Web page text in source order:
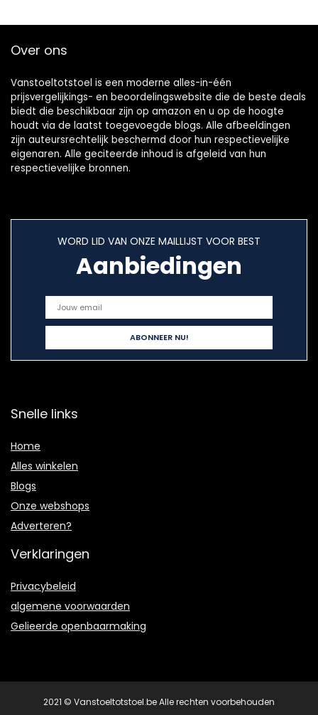
Over ons
Vanstoeltotstoel is een moderne alles-in-één
prijsvergelijkings- en beoordelingswebsite die de beste deals
biedt die beschikbaar zijn op amazon en u op de hoogte
houdt via de laatst toegevoegde blogs. Alle afbeeldingen
zijn auteursrechtelijk beschermd door hun respectievelijke
eigenaren. Alle geciteerde inhoud is afgeleid van hun
respectievelijke bronnen.
WORD LID VAN ONZE MAILLIJST VOOR BEST
Aanbiedingen
Snelle links
Home
Alles winkelen
Blogs
Onze webshops
Adverteren?
Verklaringen
Privacybeleid
algemene voorwaarden
Gelieerde openbaarmaking
2021 © Vanstoeltotstoel.be Alle rechten voorbehouden